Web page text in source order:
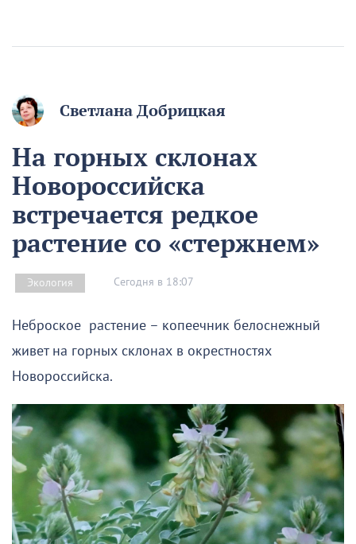
Светлана Добрицкая
На горных склонах
Новороссийска
встречается редкое
растение со «стержнем»
Экология Сегодня в 18:07
Неброское растение – копеечник белоснежный
живет на горных склонах в окрестностях
Новороссийска.